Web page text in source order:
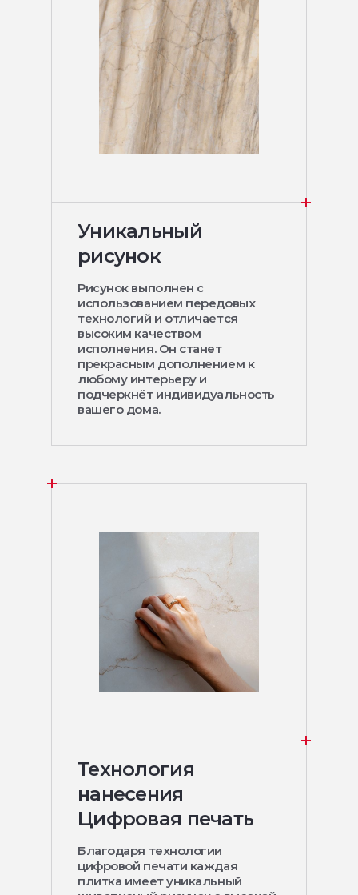
Уникальный
рисунок
Рисунок выполнен с
использованием передовых
технологий и отличается
высоким качеством
исполнения. Он станет
прекрасным дополнением к
любому интерьеру и
подчеркнёт индивидуальность
вашего дома.
Технология
нанесения
Цифровая печать
Благодаря технологии
цифровой печати каждая
плитка имеет уникальный